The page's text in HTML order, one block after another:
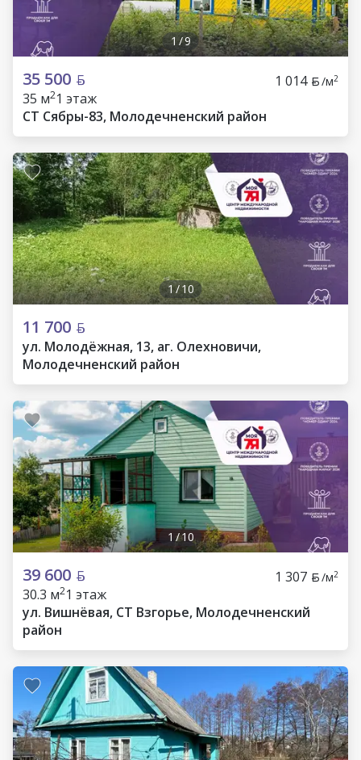
1/9
35 500 1 014 /м2
35 м21 этаж
СТ Сябры-83, Молодечненский район
1/10
11 700
ул. Молодёжная, 13, аг. Олехновичи,
Молодечненский район
1 /10
39 600 1 307 /м2
30.3 м21 этаж
ул. Вишнёвая, СТ Взгорье, Молодечненский
район